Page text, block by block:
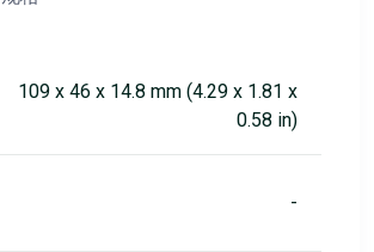
109 x 46 x 14.8 mm (4.29 x 1.81 x
0.58 in)
-